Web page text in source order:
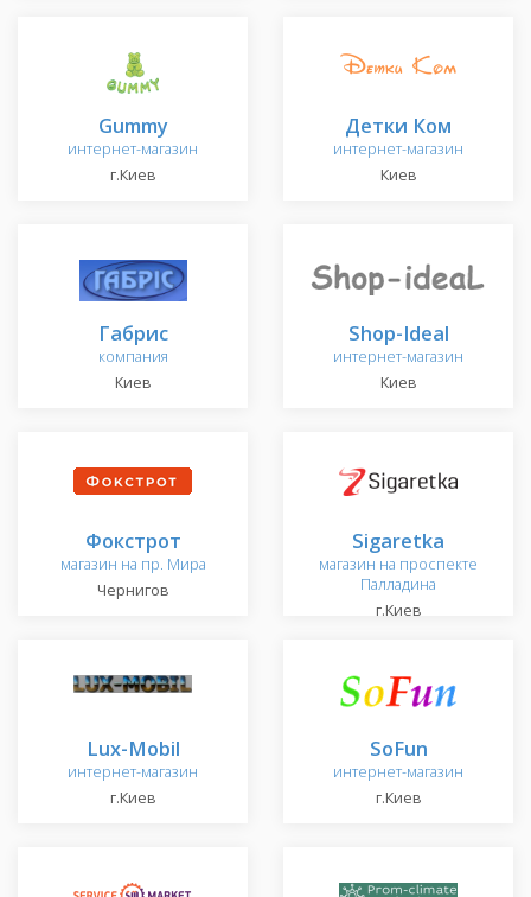
Gummy
интернет-магазин
г.Киев
Детки Ком
интернет-магазин
Киев
Габрис
компания
Киев
Shop-Ideal
интернет-магазин
Киев
Фокстрот
магазин на пр. Мира
Чернигов
Sigaretka
магазин на проспекте
Палладина
г.Киев
Lux-Mobil
интернет-магазин
г.Киев
SoFun
интернет-магазин
г.Киев